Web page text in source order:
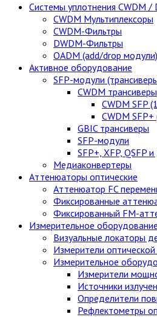
Cистемы уплотнения CWDM /
CWDM Мультиплексоры
CWDM-Фильтры
DWDM-Фильтры
OADM (add/drop модули)
Активное оборудование
SFP-модули
CWDM трансиверы
CWDM SFP
CWDM SFP+
GBIC трансиверы
SFP-модули
SFP+, XFP, QSFP и
Медиаконвертеры
Аттенюаторы оптические
Аттенюатор FC
Фиксированные
Фиксированный FM-
Измерительное оборудование
Визуальные локаторы
Измерители
Измерительное
Измерители
Источники
Определители
Рефлектометры